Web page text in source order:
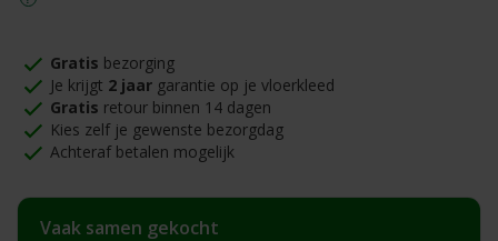
Gratis bezorging
Je krijgt 2 jaar garantie op je vloerkleed
Gratis retour binnen 14 dagen
Kies zelf je gewenste bezorgdag
Achteraf betalen mogelijk
Vaak samen gekocht